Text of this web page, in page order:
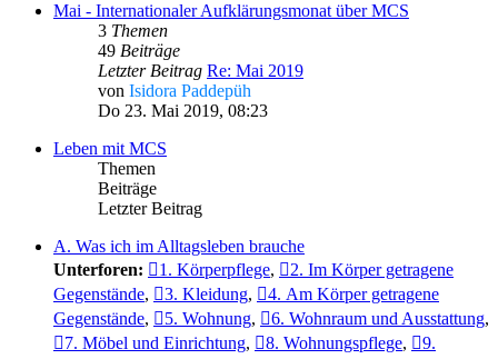
Mai - Internationaler Aufklärungsmonat über MCS
3 Themen
49 Beiträge
Letzter Beitrag Re: Mai 2019
von Isidora Paddepüh
Do 23. Mai 2019, 08:23
Leben mit MCS
Themen
Beiträge
Letzter Beitrag
A. Was ich im Alltagsleben brauche
Unterforen:
1. Körperpflege,
2. Im Körper getragene
Gegenstände, 3. Kleidung,
4. Am Körper getragene
Gegenstände, 5. Wohnung, 6. Wohnraum und Ausstattung,
7. Möbel und Einrichtung, 8. Wohnungspflege,
9.